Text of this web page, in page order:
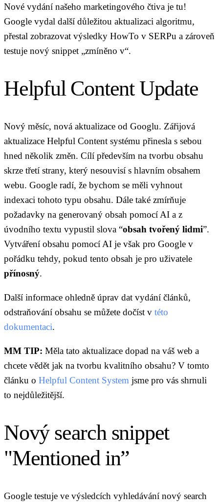
Nové vydání našeho marketingového čtiva je tu!
Google vydal další důležitou aktualizaci algoritmu,
přestal zobrazovat výsledky HowTo v SERPu a zároveň
testuje nový snippet „zmíněno v“.
Helpful Content Update
Nový měsíc, nová aktualizace od Googlu. Zářijová
aktualizace Helpful Content systému přinesla s sebou
hned několik změn. Cílí především na tvorbu obsahu
skrze třetí strany, který nesouvisí s hlavním obsahem
webu. Google radí, že bychom se měli vyhnout
indexaci tohoto typu obsahu. Dále také zmírňuje
požadavky na generovaný obsah pomocí AI a z
úvodního textu vypustil slova “obsah tvořený lidmi”.
Vytváření obsahu pomocí AI je však pro Google v
pořádku tehdy, pokud tento obsah je pro uživatele
přínosný.
Další informace ohledně úprav dat vydání článků,
odstraňování obsahu se můžete dočíst v této
dokumentaci.
MM TIP: Měla tato aktualizace dopad na váš web a
chcete vědět jak na tvorbu kvalitního obsahu? V tomto
článku o Helpful Content System jsme pro vás shrnuli
to nejdůležitější.
Nový search snippet
"Mentioned in”
Google testuje ve výsledcích vyhledávání nový search